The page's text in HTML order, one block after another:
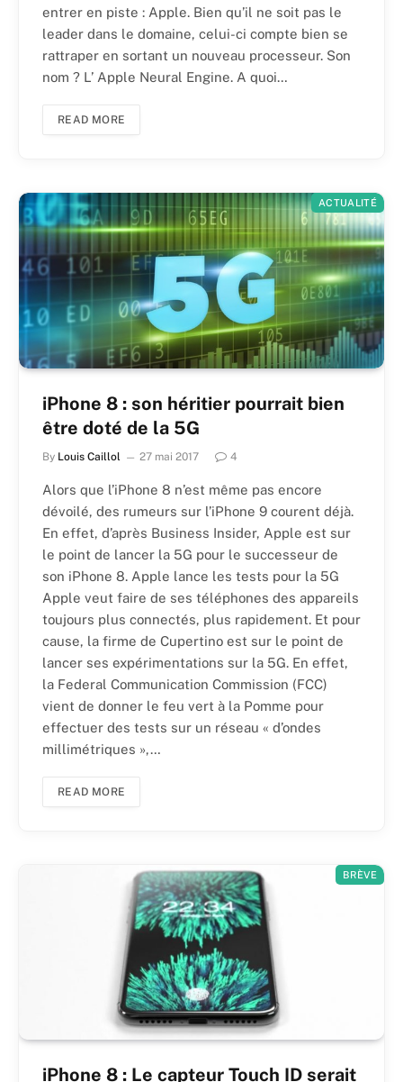
entrer en piste : Apple. Bien qu’il ne soit pas le
leader dans le domaine, celui-ci compte bien se
rattraper en sortant un nouveau processeur. Son
nom ? L’ Apple Neural Engine. A quoi…
READ MORE
ACTUALITÉ
iPhone 8 : son héritier pourrait bien
être doté de la 5G
By Louis Caillol 27 mai 2017 4
Alors que l’iPhone 8 n’est même pas encore
dévoilé, des rumeurs sur l’iPhone 9 courent déjà.
En effet, d’après Business Insider, Apple est sur
le point de lancer la 5G pour le successeur de
son iPhone 8. Apple lance les tests pour la 5G
Apple veut faire de ses téléphones des appareils
toujours plus connectés, plus rapidement. Et pour
cause, la firme de Cupertino est sur le point de
lancer ses expérimentations sur la 5G. En effet,
la Federal Communication Commission (FCC)
vient de donner le feu vert à la Pomme pour
effectuer des tests sur un réseau « d’ondes
millimétriques »,…
READ MORE
BRÈVE
iPhone 8 : Le capteur Touch ID serait